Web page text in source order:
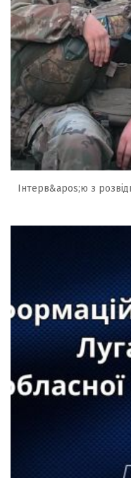
Інтерв&apos;ю з